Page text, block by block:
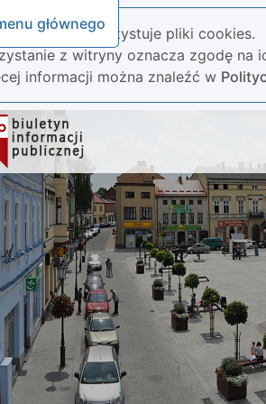
głównego
strona wykorzystuje pliki cookies.
z witryny oznacza zgodę na
informacji można znaleźć w